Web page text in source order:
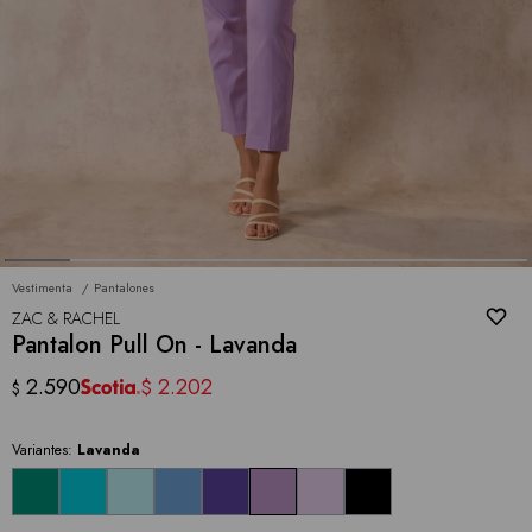
Vestimenta Pantalones
ZAC & RACHEL
Pantalon Pull On - Lavanda
$ 2.590 $ 2.202
Variantes: Lavanda